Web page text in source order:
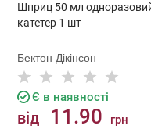
Шприц 50 мл
катетер 1 шт
Бектон Дікінсон
Є в наявності
від 11.90 грн